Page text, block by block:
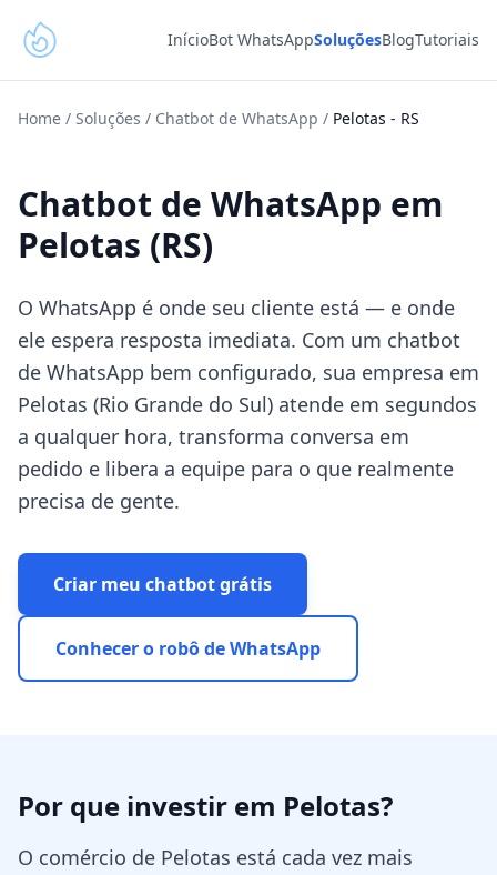
InícioBot WhatsAppSoluçõesBlogTutoriais
Home / Soluções / Chatbot de WhatsApp / Pelotas - RS
Chatbot de WhatsApp em
Pelotas (RS)
O WhatsApp é onde seu cliente está — e onde
ele espera resposta imediata. Com um chatbot
de WhatsApp bem configurado, sua empresa em
Pelotas (Rio Grande do Sul) atende em segundos
a qualquer hora, transforma conversa em
pedido e libera a equipe para o que realmente
precisa de gente.
Criar meu chatbot grátis
Conhecer o robô de WhatsApp
Por que investir em Pelotas?
O comércio de Pelotas está cada vez mais